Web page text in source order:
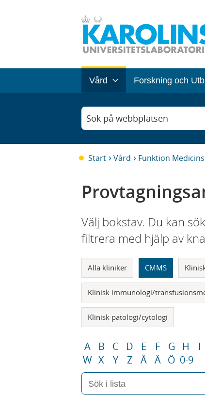
Vård Forskning och
Sök på webbplatsen
Start Vård Funktion
Välj bokstav. Du kan
filtrera med hjälp av
Alla kliniker CMMS
Klinisk immunologi/
Klinisk patologi/cytologi
A B C D E F G H I
W X Y Z Å Ä Ö 0-9